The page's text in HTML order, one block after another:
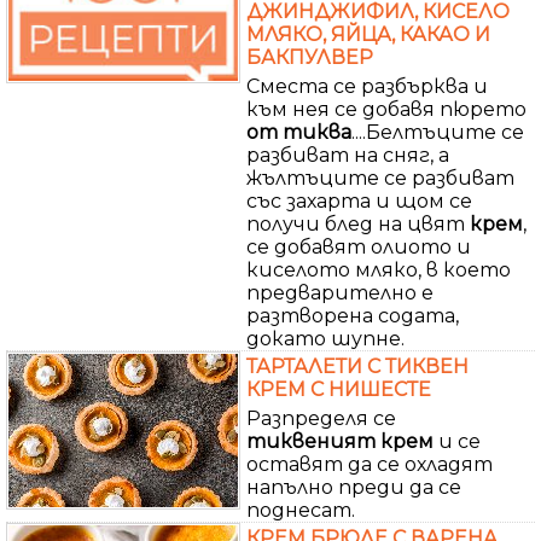
ДЖИНДЖИФИЛ, КИСЕЛО
МЛЯКО, ЯЙЦА, КАКАО И
БАКПУЛВЕР
Сместа се разбърква и
към нея се добавя пюрето
от тиква....Белтъците се
разбиват на сняг, а
жълтъците се разбиват
със захарта и щом се
получи блед на цвят крем,
се добавят олиото и
киселото мляко, в което
предварително е
разтворена содата,
докато шупне.
ТАРТАЛЕТИ С ТИКВЕН
КРЕМ С НИШЕСТЕ
Разпределя се
тиквеният крем и се
оставят да се охладят
напълно преди да се
поднесат.